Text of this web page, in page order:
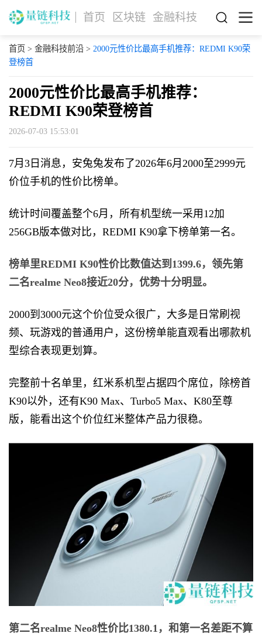
首页 区块链 金融科技
首页 > 金融科技前沿> 2000元性价比最高手机推荐：REDMI K90荣
登榜首
2000元性价比最高手机推荐：
REDMI K90荣登榜首
2026-07-03 15:53:01
7月3日消息，安兔兔发布了2026年6月2000至2999元
价位手机的性价比榜单。
统计时间覆盖整个6月，所有机型统一采用12加
256GB版本做对比，REDMI K90拿下榜单第一名。
榜单里REDMI K90性价比数值达到1399.6，领先第
二名realme Neo8接近20分，优势十分明显。
2000到3000元这个价位受众很广，大多是日常刷视
频、玩游戏的普通用户，这份榜单能直观看出哪款机
型综合表现更划算。
完整前十名单里，红米系机型占据四个席位，除榜首
K90以外，还有K90 Max、Turbo5 Max、K80至尊
版，能看出这个价位红米整体产品力很稳。
第二名realme Neo8性价比1380.1，和第一名差距不算